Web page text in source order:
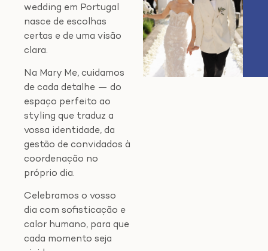
wedding em Portugal
nasce de escolhas
certas e de uma visão
clara.
Na Mary Me, cuidamos
de cada detalhe — do
espaço perfeito ao
styling que traduz a
vossa identidade, da
gestão de convidados à
coordenação no
próprio dia.
Celebramos o vosso
dia com sofisticação e
calor humano, para que
cada momento seja